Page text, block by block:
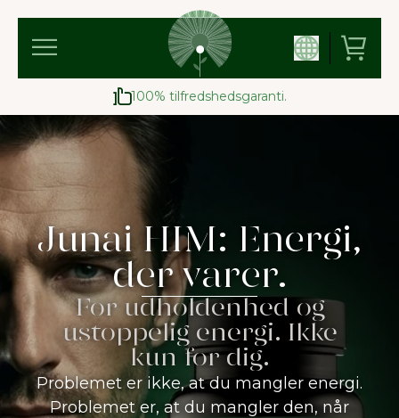
100% tilfredshedsgaranti.
Fremstillet i EU
Junai HIM: Energi,
der varer.
For udholdenhed og
ustoppelig energi. Ikke
kun for dig.
Problemet er ikke, at du mangler energi.
Problemet er, at du mangler den, når